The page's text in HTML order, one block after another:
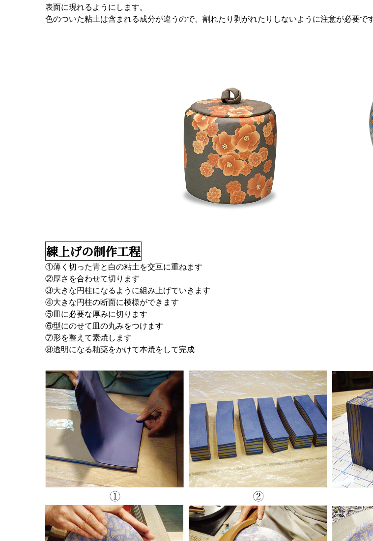
表面に現れるようにします。
色のついた粘土は含まれる成分が違うので、割れたり剥がれたりしないように注意が必要で
練上げの制作工程
①薄く切った青と白の粘土を交互に重ねます
②厚さを合わせて切ります
③大きな円柱になるように組み上げていきます
④大きな円柱の断面に模様ができます
⑤皿に必要な厚みに切ります
⑥型にのせて皿の丸みをつけます
⑦形を整えて素焼します
⑧透明になる釉薬をかけて本焼をして完成